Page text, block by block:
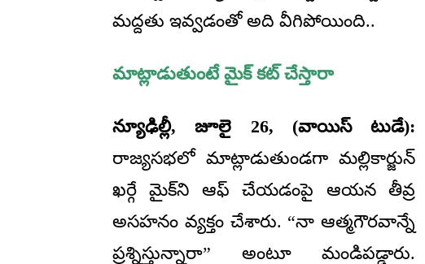
మద్దతు ఇవ్వడంతో అది వీగిపోయింది..
మాట్లాడుతుంటే మైక్ కట్ చేస్తారా
న్యూఢిల్లీ, జూలై 26, (వాయిస్ టుడే):
రాజ్యసభలో మాట్లాడుతుండగా మల్లికార్జున్
ఖర్గే మైక్‌ని ఆఫ్ చేయడంపై ఆయన తీవ్ర
అసహనం వ్యక్తం చేశారు. “నా ఆత్మగౌరవాన్నే
ప్రశ్నిస్తున్నారా” అంటూ మండిపడ్డారు.